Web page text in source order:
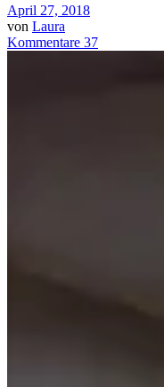
April 27, 2018
von Laura
Kommentare 37